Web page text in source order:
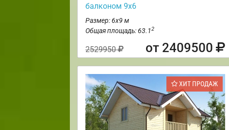
балконом 9х6
Размер: 6х9 м
Общая площадь: 63.12
2529950 от 2409500
ХИТ ПРОДАЖ